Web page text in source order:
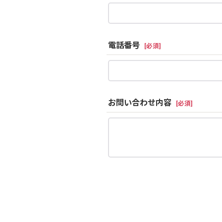
電話番号 [必須]
お問い合わせ内容 [必須]